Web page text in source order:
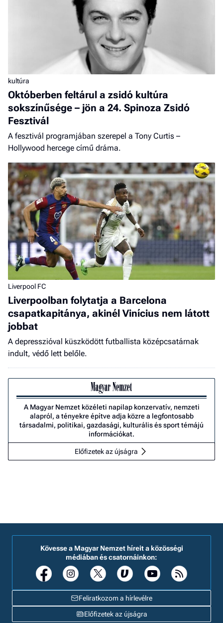
kultúra
Októberben feltárul a zsidó kultúra
sokszínűsége – jön a 24. Spinoza Zsidó
Fesztivál
A fesztivál programjában szerepel a Tony Curtis –
Hollywood hercege című dráma.
Liverpool FC
Liverpoolban folytatja a Barcelona
csapatkapitánya, akinél Vinícius nem látott
jobbat
A depresszióval küszködött futballista középcsatárnak
indult, védő lett belőle.
A Magyar Nemzet közéleti napilap konzervatív, nemzeti
alapról, a tényekre építve adja közre a legfontosabb
társadalmi, politikai, gazdasági, kulturális és sport témájú
információkat.
Előfizetek az újságra
Feliratkozom a hírlevélre
Kövesse a Magyar Nemzet híreit a közösségi
médiában és csatornáinkon:
Előfizetek az újságra